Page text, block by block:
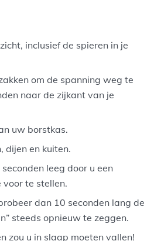
inclusief de spieren in je
om de spanning weg te
naar de zijkant van je
uw borstkas.
dijen en kuiten.
leeg door u een
voor te stellen.
dan 10 seconden lang de
steeds opnieuw te zeggen.
zou u in slaap moeten vallen!